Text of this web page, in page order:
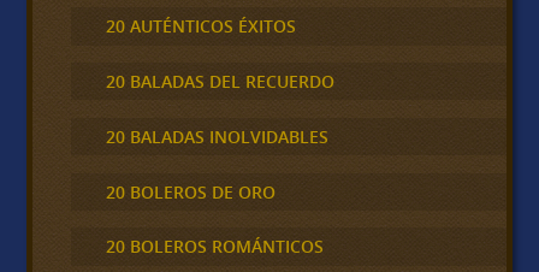
20 AUTÉNTICOS ÉXITOS
20 BALADAS DEL RECUERDO
20 BALADAS INOLVIDABLES
20 BOLEROS DE ORO
20 BOLEROS ROMÁNTICOS